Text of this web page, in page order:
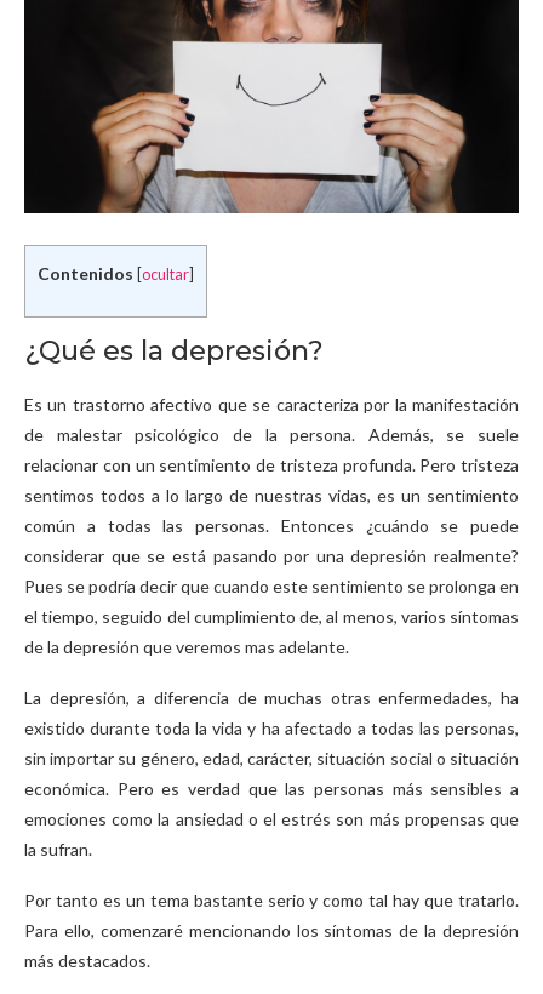
Contenidos ocultar
¿Qué es la depresión?
Es un trastorno afectivo que se caracteriza por la manifestación
de malestar psicológico de la persona. Además, se suele
relacionar con un sentimiento de tristeza profunda. Pero tristeza
sentimos todos a lo largo de nuestras vidas, es un sentimiento
común a todas las personas. Entonces ¿cuándo se puede
considerar que se está pasando por una depresión realmente?
Pues se podría decir que cuando este sentimiento se prolonga en
el tiempo, seguido del cumplimiento de, al menos, varios síntomas
de la depresión que veremos mas adelante.
La depresión, a diferencia de muchas otras enfermedades, ha
existido durante toda la vida y ha afectado a todas las personas,
sin importar su género, edad, carácter, situación social o situación
económica. Pero es verdad que las personas más sensibles a
emociones como la ansiedad o el estrés son más propensas que
la sufran.
Por tanto es un tema bastante serio y como tal hay que tratarlo.
Para ello, comenzaré mencionando los síntomas de la depresión
más destacados.